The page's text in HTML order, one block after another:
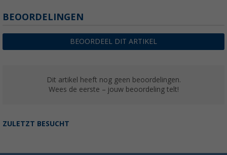
BEOORDELINGEN
BEOORDEEL DIT ARTIKEL
Dit artikel heeft nog geen beoordelingen.
Wees de eerste – jouw beoordeling telt!
ZULETZT BESUCHT